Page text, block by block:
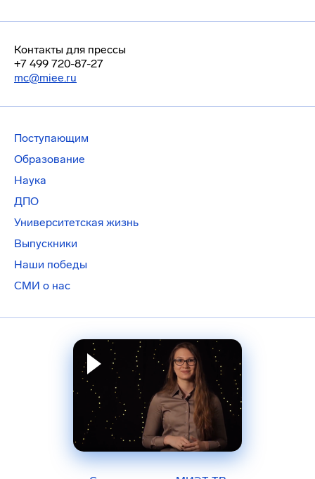
Контакты для прессы
+7 499 720-87-27
mc@miee.ru
Поступающим
Образование
Наука
ДПО
Университетская жизнь
Выпускники
Наши победы
СМИ о нас